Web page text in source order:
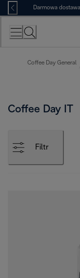
Skip
to
Content
Darmowa
Coffee Day General
Coffee Day IT
Filtr